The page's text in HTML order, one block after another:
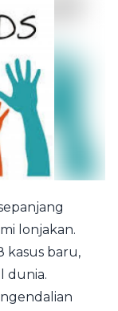
lonjakan.
kasus baru,
dunia.